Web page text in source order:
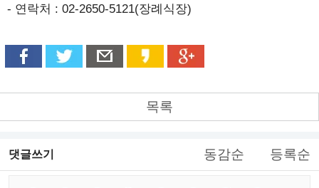
- 연락처 : 02-2650-5121(장례식장)
목록
댓글쓰기 동감순 등록순